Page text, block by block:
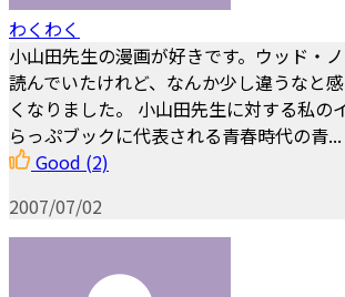
わくわく
小山田先生の漫画が好きです。ウッド・
読んでいたけれど、なんか少し違うなと
くなりました。 小山田先生に対する私の
らっぷブックに代表される青春時代の青...
Good (2)
2007/07/02